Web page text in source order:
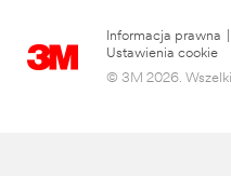
Informacja prawna
Ustawienia cookie
© 3M 2026.